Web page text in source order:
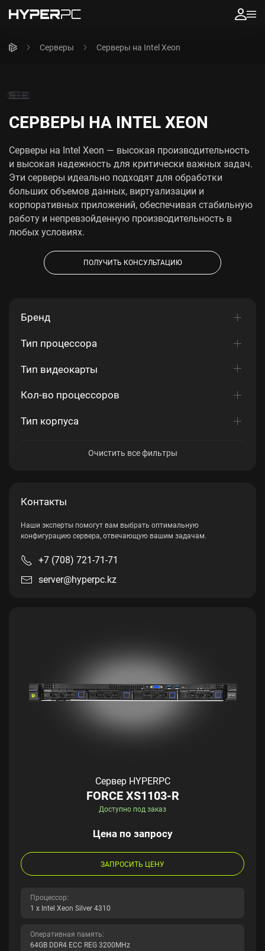
Серверы Серверы на Intel Xeon
СЕРВЕРЫ НА INTEL XEON
Серверы на Intel Xeon — высокая производительность
и высокая надежность для критически важных задач.
Эти серверы идеально подходят для обработки
больших объемов данных, виртуализации и
корпоративных приложений, обеспечивая стабильную
работу и непревзойденную производительность в
любых условиях.
ПОЛУЧИТЬ КОНСУЛЬТАЦИЮ
Бренд
Тип процессора
Тип видеокарты
Кол-во процессоров
Тип корпуса
Очистить все фильтры
Контакты
Наши эксперты помогут вам выбрать оптимальную
конфигурацию сервера, отвечающую вашим задачам.
+7 (708) 721-71-71
server@hyperpc.kz
Сервер HYPERPC
FORCE XS1103-R
Доступно под заказ
Цена по запросу
ЗАПРОСИТЬ ЦЕНУ
Процессор:
1 x Intel Xeon Silver 4310
Оперативная память:
64GB DDR4 ECC REG 3200MHz